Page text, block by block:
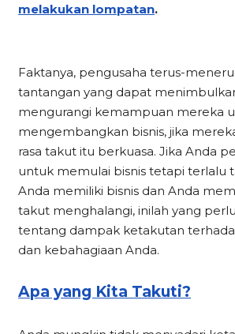
melakukan lompatan.
Faktanya, pengusaha terus-
tantangan yang dapat
mengurangi kemampuan mereka
mengembangkan bisnis, jika
rasa takut itu berkuasa. Jika Anda
untuk memulai bisnis tetapi terlalu
Anda memiliki bisnis dan Anda
takut menghalangi, inilah yang
tentang dampak ketakutan
dan kebahagiaan Anda.
Apa yang Kita Takuti?